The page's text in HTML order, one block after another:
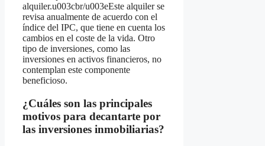
alquiler.u003cbr/u003eEste alquiler se
revisa anualmente de acuerdo con el
índice del IPC, que tiene en cuenta los
cambios en el coste de la vida. Otro
tipo de inversiones, como las
inversiones en activos financieros, no
contemplan este componente
beneficioso.
¿Cuáles son las principales
motivos para decantarte por
las inversiones inmobiliarias?